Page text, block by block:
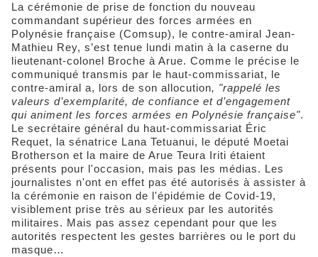
La cérémonie de prise de fonction du nouveau
commandant supérieur des forces armées en
Polynésie française (Comsup), le contre-amiral Jean-
Mathieu Rey, s’est tenue lundi matin à la caserne du
lieutenant-colonel Broche à Arue. Comme le précise le
communiqué transmis par le haut-commissariat, le
contre-amiral a, lors de son allocution, "rappelé les
valeurs d’exemplarité, de confiance et d’engagement
qui animent les forces armées en Polynésie française".
Le secrétaire général du haut-commissariat Éric
Requet, la sénatrice Lana Tetuanui, le député Moetai
Brotherson et la maire de Arue Teura Iriti étaient
présents pour l'occasion, mais pas les médias. Les
journalistes n'ont en effet pas été autorisés à assister à
la cérémonie en raison de l'épidémie de Covid-19,
visiblement prise très au sérieux par les autorités
militaires. Mais pas assez cependant pour que les
autorités respectent les gestes barrières ou le port du
masque…